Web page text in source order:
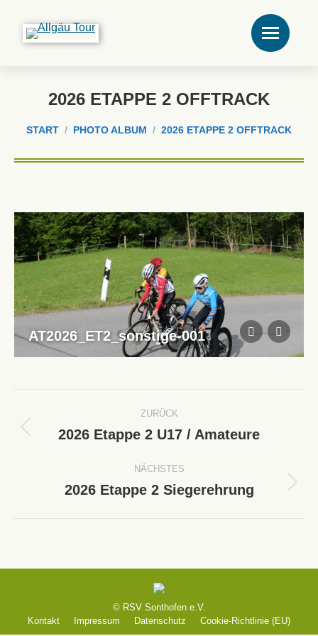
2026 ETAPPE 2 OFFTRACK
START PHOTO ALBUM 2026 ETAPPE 2 OFFTRACK
AT2026_ET2_sonstige-001
Navigation
ZURÜCK
Vorheriges
2026 Etappe 2 U17 / Amateure
NÄCHSTES
Nächstes
2026 Etappe 2 Siegerehrung
© RSV Sonthofen e.V.
Kontakt
Impressum Datenschutz Cookie-Richtlinie (EU)